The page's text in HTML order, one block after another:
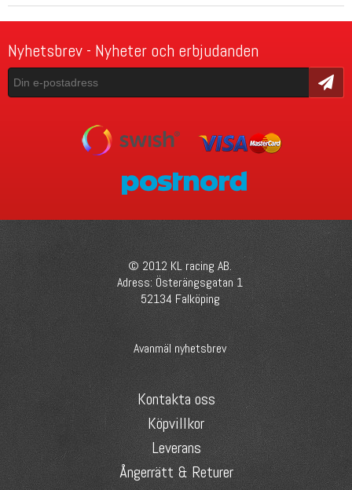
Nyhetsbrev - Nyheter och erbjudanden
Skicka
© 2012 KL racing AB.
Adress: Österängsgatan 1
52134 Falköping
Avanmäl nyhetsbrev
Kontakta oss
Köpvillkor
Leverans
Ångerrätt & Returer